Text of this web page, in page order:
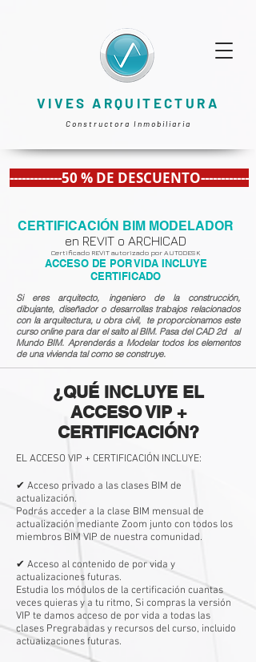
VIVES ARQUITECTURA
Constructora Inmobiliaria
-------------50 % DE DESCUENTO------------
CERTIFICACIÓN BIM MODELADOR
en REVIT o ARCHICAD
Certificado REVIT autorizado por AUTODESK
ACCESO DE POR VIDA INCLUYE
CERTIFICADO
Si eres arquitecto, ingeniero de la construcción,
dibujante, diseñador o desarrollas trabajos relacionados
con la arquitectura, u obra civil, te proporcionamos este
curso online para dar el salto al BIM. Pasa del CAD 2d al
Mundo BIM. Aprenderás a Modelar todos los elementos
de una vivienda tal como se construye.
¿QUÉ INCLUYE EL
ACCESO VIP +
CERTIFICACIÓN?
EL ACCESO VIP + CERTIFICACIÓN INCLUYE:
✔ Acceso privado a las clases BIM de
actualización.​
Podrás acceder a la clase BIM mensual de
actualización mediante Zoom junto con todos los
miembros BIM VIP de nuestra comunidad.
✔ Acceso al contenido de por vida y
actualizaciones futuras.​
Estudia los módulos de la certificación cuantas
veces quieras y a tu ritmo, Si compras la versión
VIP te damos acceso de por vida a todas las
clases Pregrabadas y recursos del curso, incluido
actualizaciones futuras. ​